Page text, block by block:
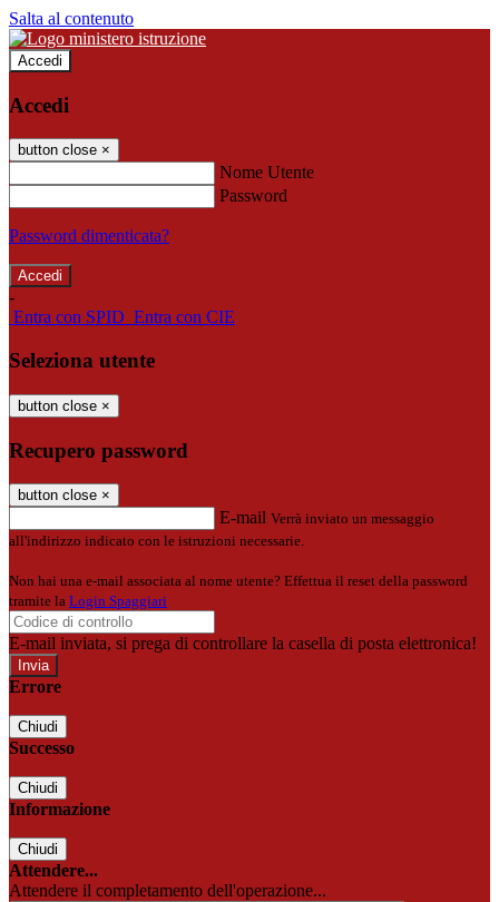
Salta al contenuto
Accedi
Accedi
button close ×
Nome Utente
Password
Password dimenticata?
-
Entra con SPID Entra con CIE
Seleziona utente
button close ×
Recupero password
button close ×
E-mail Verrà inviato un messaggio
all'indirizzo indicato con le istruzioni necessarie.
Non hai una e-mail associata al nome utente? Effettua il reset della password
tramite la Login Spaggiari
E-mail inviata, si prega di controllare la casella di posta elettronica!
Errore
Chiudi
Successo
Chiudi
Informazione
Chiudi
Attendere...
Attendere il completamento dell'operazione...